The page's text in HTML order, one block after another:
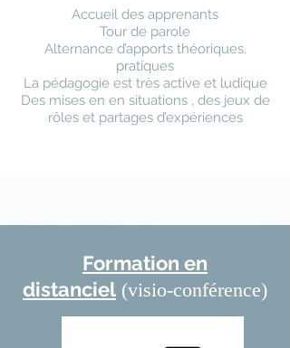
Accueil des apprenants
Tour de parole
Alternance d’apports théoriques,
pratiques
La pédagogie est très active et ludique
Des mises en en situations , des jeux de
rôles et partages d’expériences
Formation en
distanciel (visio-conférence)